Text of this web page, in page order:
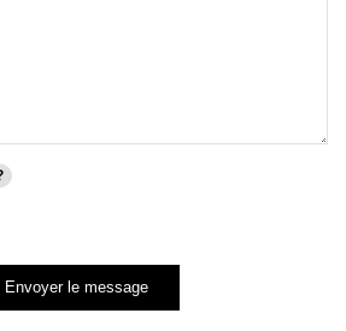
Envoyer le message